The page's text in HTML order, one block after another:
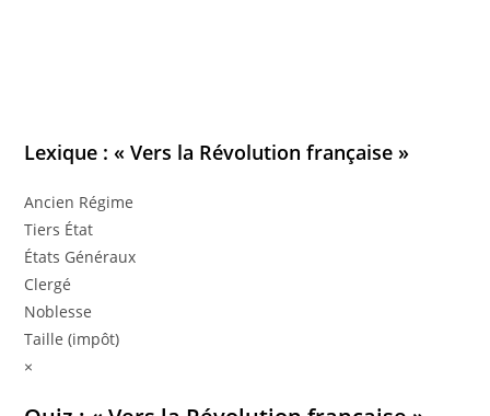
Lexique : « Vers la Révolution française »
Ancien Régime
Tiers État
États Généraux
Clergé
Noblesse
Taille (impôt)
×